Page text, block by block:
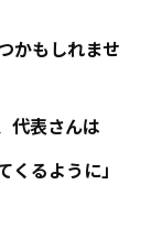
かもしれませ
代表さんは
くるように」